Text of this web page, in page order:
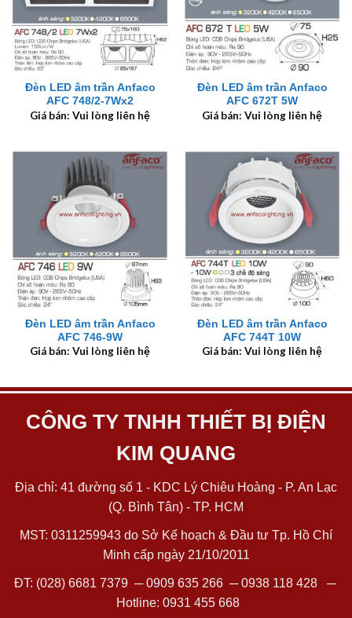
Đèn LED âm trần Anfaco
AFC 748/2-7Wx2
Giá bán: Vui lòng liên hệ
Đèn LED âm trần Anfaco
AFC 672T 5W
Giá bán: Vui lòng liên hệ
Đèn LED âm trần Anfaco
AFC 746-9W
Giá bán: Vui lòng liên hệ
Đèn LED âm trần Anfaco
AFC 744T 10W
Giá bán: Vui lòng liên hệ
CÔNG TY TNHH THIẾT BỊ ĐIỆN
KIM QUANG
Địa chỉ: 41 đường số 1 - KDC Lý Chiêu Hoàng - P. An Lạc
(Q. Bình Tân) - TP. HCM
MST: 0311259943 do Sở Kế hoạch & Đầu tư Tp. Hồ Chí
Minh cấp ngày 21/10/2011
ĐT: (028) 6681 7379 ─0909 635 266─0938 118 428─
Hotline: 0931 455 668